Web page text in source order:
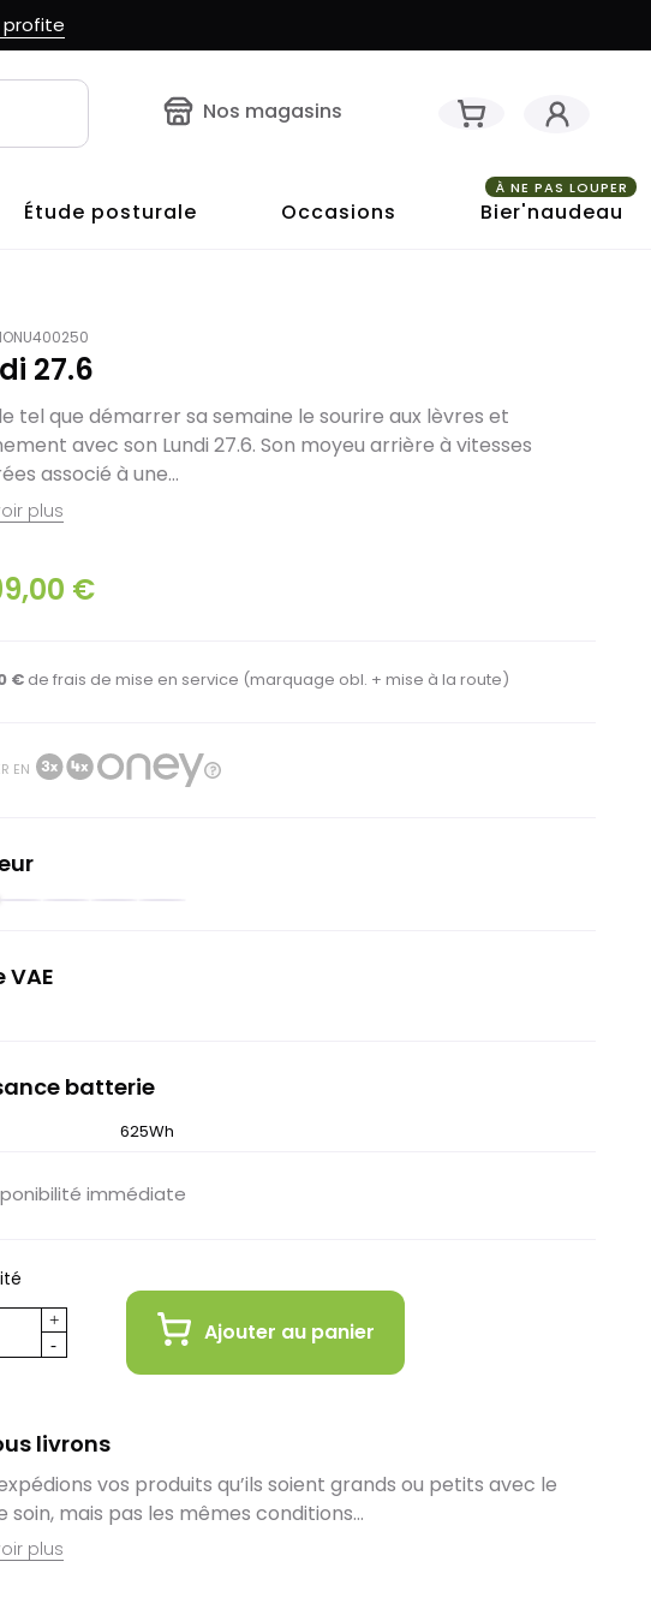
profite
Nos magasins
Étude posturale Occasions Bier'naudeau
À NE PAS LOUPER
27.6
tel que démarrer sa semaine le sourire aux lèvres et
avec son Lundi 27.6. Son moyeu arrière à vitesses
associé à une...
plus
€
€de frais de mise en service (marquage obl. + mise à la route)
EN
VAE
batterie
625Wh
immédiate
Ajouter au panier
livrons
vos produits qu’ils soient grands ou petits avec le
soin, mais pas les mêmes conditions…
plus